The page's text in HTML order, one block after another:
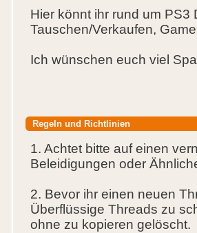
Hier könnt ihr rund um PS3
Tauschen/Verkaufen,
Ich wünschen euch viel
Regeln und Richtlinien
1. Achtet bitte auf einen
Beleidigungen oder
2. Bevor ihr einen neuen
Überflüssige Threads zu
ohne zu kopieren gelöscht.